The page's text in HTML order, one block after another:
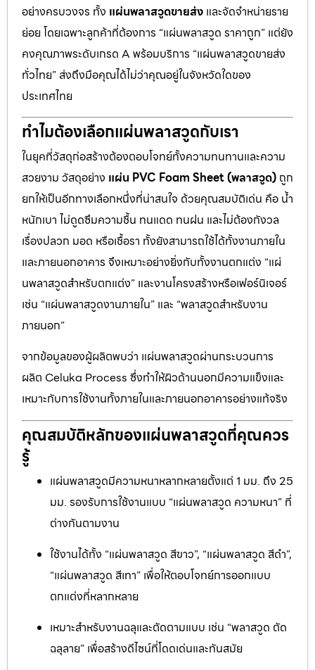
อย่างครบวงจร ทั้ง แผ่นพลาสวูดขายส่ง และจัดจำหน่ายราย
ย่อย โดยเฉพาะลูกค้าที่ต้องการ “แผ่นพลาสวูด ราคาถูก” แต่ยัง
คงคุณภาพระดับเกรด A พร้อมบริการ “แผ่นพลาสวูดขายส่ง
ทั่วไทย” ส่งถึงมือคุณได้ไม่ว่าคุณอยู่ในจังหวัดใดของ
ประเทศไทย
ทำไมต้องเลือกแผ่นพลาสวูดกับเรา
ในยุคที่วัสดุก่อสร้างต้องตอบโจทย์ทั้งความทนทานและความ
สวยงาม วัสดุอย่าง แผ่น PVC Foam Sheet (พลาสวูด) ถูก
ยกให้เป็นอีกทางเลือกหนึ่งที่น่าสนใจ ด้วยคุณสมบัติเด่น คือ น้ำ
หนักเบา ไม่ดูดซึมความชื้น ทนแดด ทนฝน และไม่ต้องกังวล
เรื่องปลวก มอด หรือเชื้อรา ทั้งยังสามารถใช้ได้ทั้งงานภายใน
และภายนอกอาคาร จึงเหมาะอย่างยิ่งกับทั้งงานตกแต่ง “แผ่
นพลาสวูดสำหรับตกแต่ง” และงานโครงสร้างหรือเฟอร์นิเจอร์
เช่น “แผ่นพลาสวูดงานภายใน” และ “พลาสวูดสำหรับงาน
ภายนอก”
จากข้อมูลของผู้ผลิตพบว่า แผ่นพลาสวูดผ่านกระบวนการ
ผลิต Celuka Process ซึ่งทำให้ผิวด้านนอกมีความแข็งและ
เหมาะกับการใช้งานทั้งภายในและภายนอกอาคารอย่างแท้จริง
คุณสมบัติหลักของแผ่นพลาสวูดที่คุณควร
รู้
แผ่นพลาสวูดมีความหนาหลากหลายตั้งแต่ 1 มม. ถึง 25
มม. รองรับการใช้งานแบบ “แผ่นพลาสวูด ความหนา” ที่
ต่างกันตามงาน
ใช้งานได้ทั้ง “แผ่นพลาสวูด สีขาว”, “แผ่นพลาสวูด สีดำ”,
“แผ่นพลาสวูด สีเทา” เพื่อให้ตอบโจทย์การออกแบบ
ตกแต่งที่หลากหลาย
เหมาะสำหรับงานฉลุและตัดตามแบบ เช่น “พลาสวูด ตัด
ฉลุลาย” เพื่อสร้างดีไซน์ที่โดดเด่นและทันสมัย